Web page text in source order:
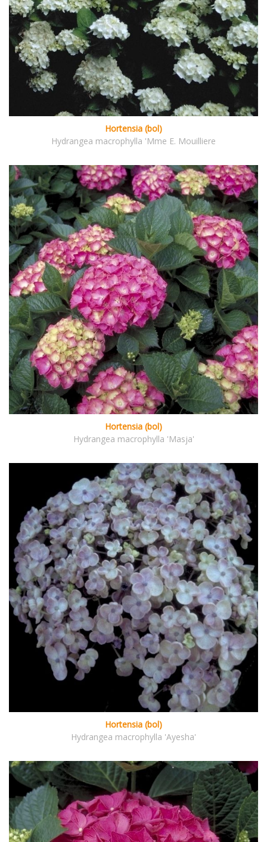
Hortensia (bol)
Hydrangea macrophylla 'Mme E. Mouilliere
Hortensia (bol)
Hydrangea macrophylla 'Masja'
Hortensia (bol)
Hydrangea macrophylla 'Ayesha'